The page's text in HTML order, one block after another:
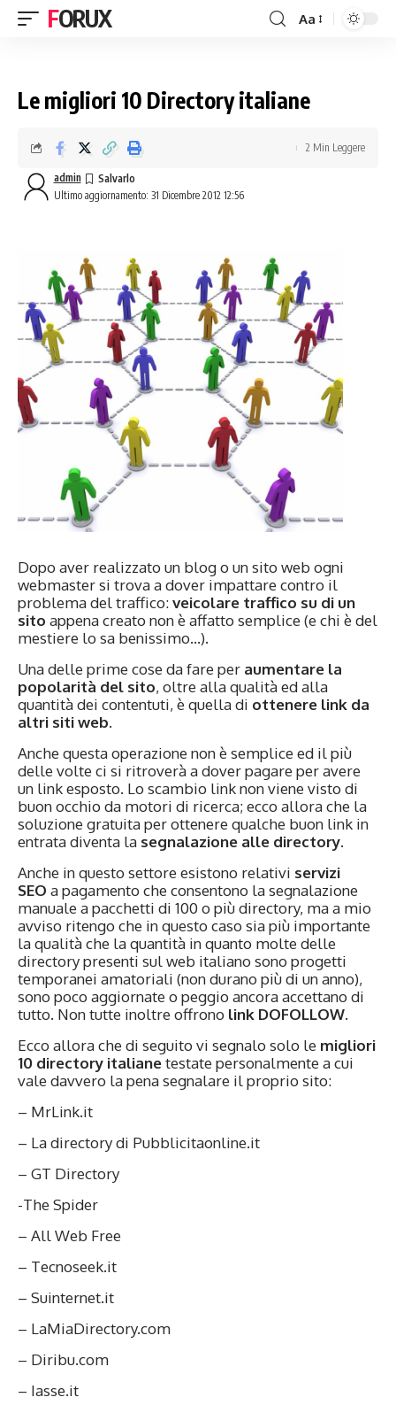
FORUX Aa
Le migliori 10 Directory italiane
Ultimo aggiornamento: 31 Dicembre 2012 12:56
admin
2 Min Leggere
Dopo aver realizzato un blog o un sito web ogni
webmaster si trova a dover impattare contro il
problema del traffico:veicolare traffico su di un
sito appena creato non è affatto semplice (e chi è del
mestiere lo sa benissimo…).
Una delle prime cose da fare per aumentare la
popolarità del sito, oltre alla qualità ed alla
quantità dei contentuti, è quella di ottenere link da
altri siti web.
Anche questa operazione non è semplice ed il più
delle volte ci si ritroverà a dover pagare per avere
un link esposto. Lo scambio link non viene visto di
buon occhio da motori di ricerca; ecco allora che la
soluzione gratuita per ottenere qualche buon link in
entrata diventa la segnalazione alle directory.
Anche in questo settore esistono relativi servizi
SEO a pagamento che consentono la segnalazione
manuale a pacchetti di 100 o più directory, ma a mio
avviso ritengo che in questo caso sia più importante
la qualità che la quantità in quanto molte delle
directory presenti sul web italiano sono progetti
temporanei amatoriali (non durano più di un anno),
sono poco aggiornate o peggio ancora accettano di
tutto. Non tutte inoltre offrono link DOFOLLOW.
Ecco allora che di seguito vi segnalo solo le migliori
10 directory italianetestate personalmente a cui
vale davvero la pena segnalare il proprio sito:
– MrLink.it
– La directory di Pubblicitaonline.it
– GT Directory
-The Spider
– All Web Free
– Tecnoseek.it
– Suinternet.it
– LaMiaDirectory.com
– Diribu.com
– Iasse.it